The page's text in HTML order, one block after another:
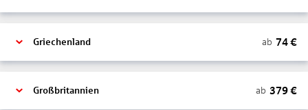
Griechenland ab 74€
Großbritannien ab 379€